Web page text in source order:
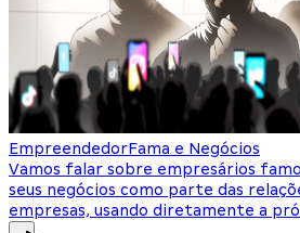
EmpreendedorFama e Negócios
Vamos falar sobre empresários
seus negócios como parte das
empresas, usando diretamente a